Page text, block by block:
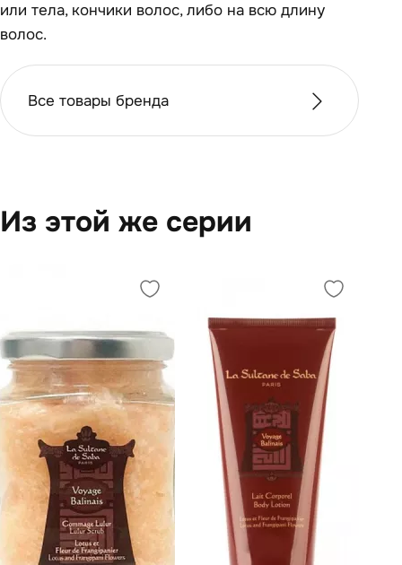
или тела, кончики волос, либо на всю длину
волос.
Все товары бренда
Из этой же серии